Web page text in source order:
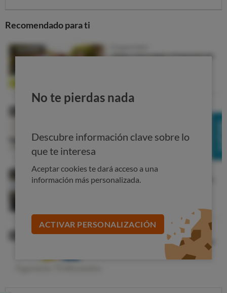
sensación de apetito.
mayor influencia de la grelina entre los hombres y de la
el apetito como factor clave en programas
personalizados de pérdida de peso.
Cómo se evita
paulatina.
La dieta que te permitirá conseguir un peso saludable es
la que establezca para ti un experto: tardarás más en
adelgazar, pero ese tratamiento será definitivo, pues la
Recomendado para ti
No te pierdas nada
Descubre información clave sobre lo
que te interesa
Aceptar cookies te dará acceso a una
información más personalizada.
ACTIVAR PERSONALIZACIÓN